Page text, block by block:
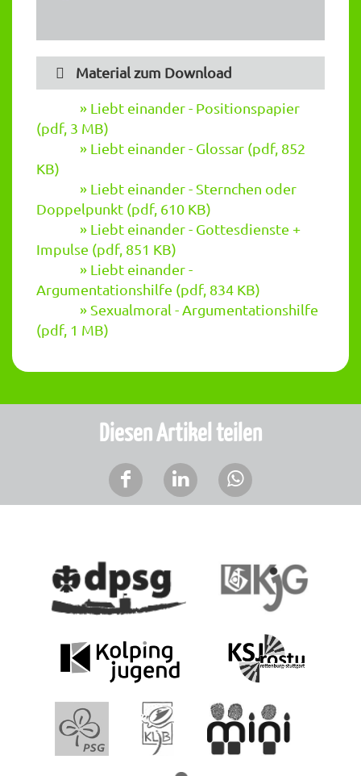
Material zum Download
Liebt einander - Positionspapier
(pdf, 3 MB)
Liebt einander - Glossar (pdf, 852
KB)
Liebt einander - Sternchen oder
Doppelpunkt (pdf, 610 KB)
Liebt einander - Gottesdienste +
Impulse (pdf, 851 KB)
Liebt einander -
Argumentationshilfe (pdf, 834 KB)
Sexualmoral - Argumentationshilfe
(pdf, 1 MB)
Diesen Artikel teilen